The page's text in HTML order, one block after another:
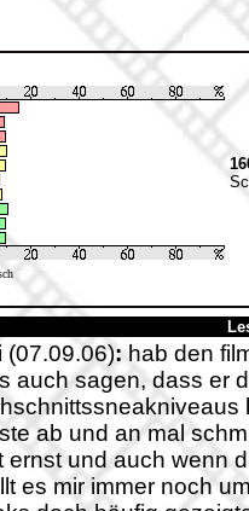
(07.09.06):hab den
auch sagen, dass er
ab und an mal
ernst und auch wenn
es mir immer noch